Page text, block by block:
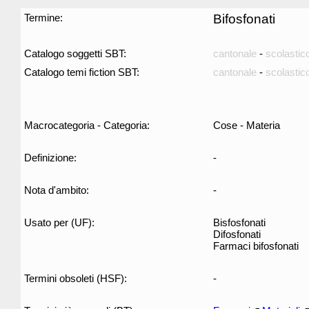
Termine: Bifosfonati
Catalogo soggetti SBT: cantonale -
Catalogo temi fiction SBT:
cantonale -
Macrocategoria - Categoria: Cose - Materia
Definizione: -
Nota d'ambito: -
Usato per (UF):
Bisfosfonati
Difosfonati
Farmaci bifosfonati
Termini obsoleti (HSF): -